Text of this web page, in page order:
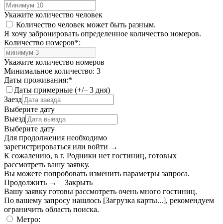
Укажите количество человек
Количество человек может быть разным.
Я хочу забронировать определенное количество номеров.
Количество номеров*:
Укажите количество номеров
Минимальное количество: 3
Даты проживания:*
Даты примерные (+/– 3 дня)
Заезд
Выберите дату
Выезд
Выберите дату
Для продолжения необходимо
зарегистрироваться или войти →
К сожалению, в г. Родники нет гостиниц, готовых
рассмотреть вашу заявку.
Вы можете попробовать изменить параметры запроса.
Продолжить →
Закрыть
Вашу заявку готовы рассмотреть очень много гостиниц.
По вашему запросу нашлось [Загрузка карты...], рекомендуем
ограничить область поиска.
Метро: